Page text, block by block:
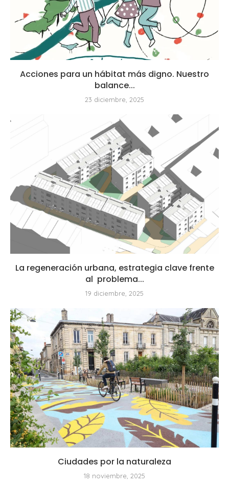
Acciones para un hábitat más digno. Nuestro
balance...
23 diciembre, 2025
La regeneración urbana, estrategia clave frente
al problema...
19 diciembre, 2025
Ciudades por la naturaleza
18 noviembre, 2025